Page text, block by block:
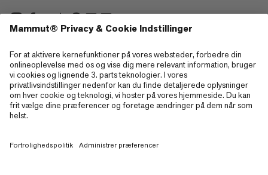
—
Sitemap
Cookies
Juridisk information